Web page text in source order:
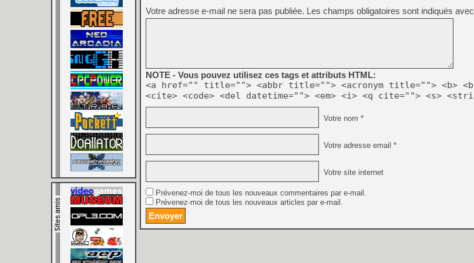
Votre adresse e-mail ne sera pas publiée. Les champs obligatoires sont indiqués avec
NOTE - Vous pouvez utilisez ces tags et attributs HTML:
<a href="" title=""> <abbr title=""> <acronym title=""> <b>
<cite> <code> <del datetime=""> <em> <i> <q cite=""> <s>
Votre nom *
Votre adresse email *
Votre site internet
Prévenez-moi de tous les nouveaux commentaires par e-mail.
Prévenez-moi de tous les nouveaux articles par e-mail.